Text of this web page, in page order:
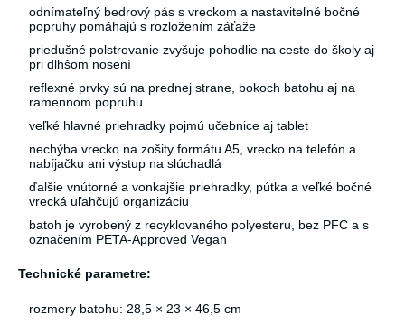
odnímateľný bedrový pás s vreckom a nastaviteľné bočné
popruhy pomáhajú s rozložením záťaže
priedušné polstrovanie zvyšuje pohodlie na ceste do školy aj
pri dlhšom nosení
reflexné prvky sú na prednej strane, bokoch batohu aj na
ramennom popruhu
veľké hlavné priehradky pojmú učebnice aj tablet
nechýba vrecko na zošity formátu A5, vrecko na telefón a
nabíjačku ani výstup na slúchadlá
ďalšie vnútorné a vonkajšie priehradky, pútka a veľké bočné
vrecká uľahčujú organizáciu
batoh je vyrobený z recyklovaného polyesteru, bez PFC a s
označením PETA-Approved Vegan
Technické parametre:
rozmery batohu: 28,5 × 23 × 46,5 cm